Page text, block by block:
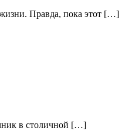
жизни. Правда, пока этот […]
в столичной […]